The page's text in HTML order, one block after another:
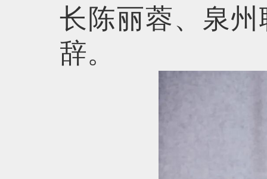
长陈丽蓉、泉
辞。